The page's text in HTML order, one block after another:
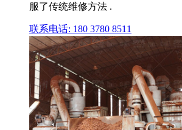
服了传统维修方法 .
联系电话: 180 3780 8511